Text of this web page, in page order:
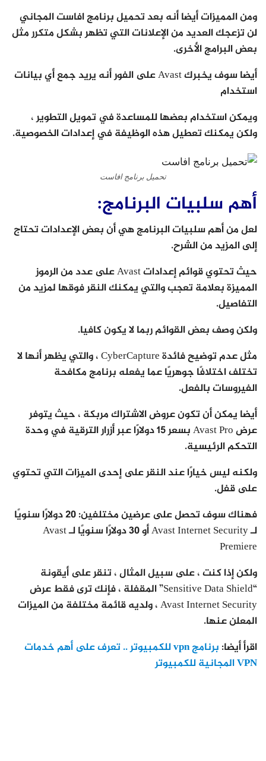
ومن المميزات أيضا أنه بعد تحميل برنامج افاست المجاني
لن تزعجك العديد من الإعلانات التي تظهر بشكل متكرر مثل
بعض البرامج الأخرى.
أيضا سوف يخبرك Avast على الفور أنه يريد جمع أي بيانات
استخدام
ويمكن استخدام بعضها للمساعدة في تمويل التطوير ،
ولكن يمكنك تعطيل هذه الوظيفة في إعدادات الخصوصية.
تحميل برنامج افاست
أهم سلبيات البرنامج:
لعل من أهم سلبيات البرنامج هي أن بعض الإعدادات تحتاج
إلى المزيد من الشرح.
حيث تحتوي قوائم إعدادات Avast على عدد من الرموز
المميزة بعلامة تعجب والتي يمكنك النقر فوقها لمزيد من
التفاصيل.
ولكن وصف بعض القوائم ربما لا يكون كافيا.
مثل عدم توضيح فائدة CyberCapture ، والتي يظهر أنها لا
تختلف اختلافًا جوهريًا عما يفعله برنامج مكافحة
الفيروسات بالفعل.
أيضا يمكن أن تكون عروض الاشتراك مربكة ، حيث يتوفر
عرض Avast Pro بسعر 15 دولارًا عبر أزرار الترقية في وحدة
التحكم الرئيسية.
ولكنه ليس خيارًا عند النقر على إحدى الميزات التي تحتوي
على قفل.
فهناك سوف تحصل على عرضين مختلفين: 20 دولارًا سنويًا
لـ Avast Internet Security أو 30 دولارًا سنويًا لـ Avast
Premiere
ولكن إذا كنت ، على سبيل المثال ، تنقر على أيقونة
“Sensitive Data Shield” المقفلة ، فإنك ترى فقط عرض
Avast Internet Security ، ولديه قائمة مختلفة من الميزات
المعلن عنها.
اقرأ أيضا:
برنامج vpn للكمبيوتر .. تعرف على أهم خدمات
VPN المجانية للكمبيوتر